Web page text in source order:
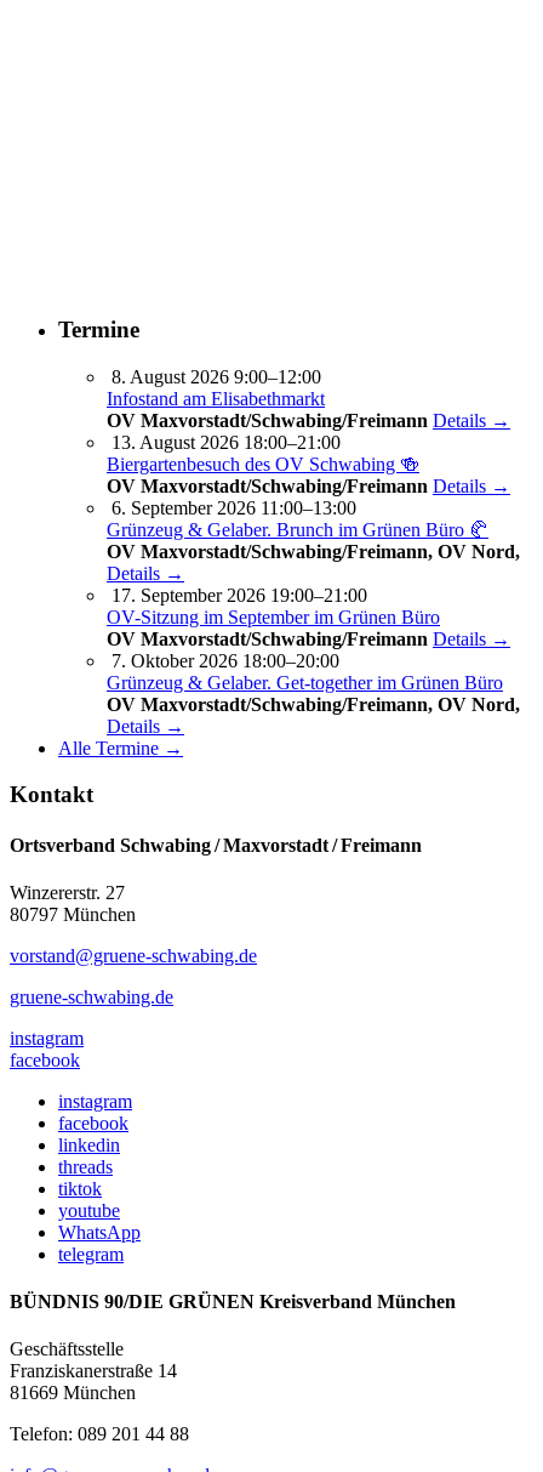
Termine
8. August 2026 9:00–12:00
Infostand am Elisabethmarkt
OV Maxvorstadt/Schwabing/Freimann Details →
13. August 2026 18:00–21:00
Biergartenbesuch des OV Schwabing 🍻
OV Maxvorstadt/Schwabing/Freimann Details →
6. September 2026 11:00–13:00
Grünzeug & Gelaber. Brunch im Grünen Büro 🥐
OV Maxvorstadt/Schwabing/Freimann, OV Nord,
Details →
17. September 2026 19:00–21:00
OV-Sitzung im September im Grünen Büro
OV Maxvorstadt/Schwabing/Freimann Details →
7. Oktober 2026 18:00–20:00
Grünzeug & Gelaber. Get-to­ge­ther im Grünen Büro
OV Maxvorstadt/Schwabing/Freimann, OV Nord,
Details →
Alle Termine →
Kontakt
Ortsverband Schwabing / Maxvorstadt ⁠/ Freimann
Winzererstr. 27
80797 München
vorstand@gruene-schwabing.de
gruene-schwabing.de
instagram
facebook
instagram
facebook
linkedin
threads
tiktok
youtube
WhatsApp
telegram
BÜNDNIS 90/DIE GRÜNEN Kreisverband München
Geschäftsstelle
Franziskanerstraße 14
81669 München
Telefon: 089 201 44 88